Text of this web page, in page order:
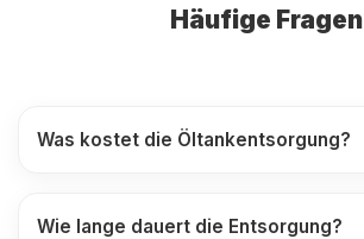
Häufige Fragen
Was kostet die Öltankentsorgung?
Wie lange dauert die Entsorgung?